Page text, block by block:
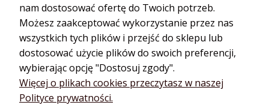
Anna zweryfikowano
5
Bardzo dobre olejki Polecam
w tym tygodniu
nam dostosować ofertę do Twoich potrzeb.
Możesz zaakceptować wykorzystanie przez nas
wszystkich tych plików i przejść do sklepu lub
dostosować użycie plików do swoich preferencji,
wybierając opcję "Dostosuj zgody".
Więcej o plikach cookies przeczytasz w naszej
Polityce prywatności.